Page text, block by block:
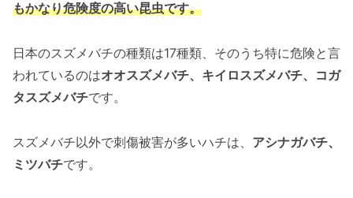
もかなり危険度の高い昆虫です。
日本のスズメバチの種類は17種類、そのうち特に危険と言
われているのはオオスズメバチ、キイロスズメバチ、コガ
タスズメバチです。
スズメバチ以外で刺傷被害が多いハチは、 アシナガバチ、
ミツバチです。